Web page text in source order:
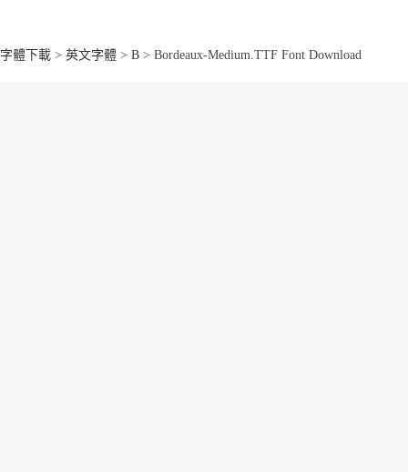
字體下載 > 英文字體 > B > Bordeaux-Medium.TTF Font Download